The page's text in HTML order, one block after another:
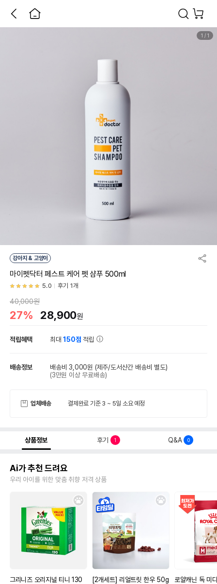
1 / 1
강아지 & 고양이
마이펫닥터 페스트 케어 펫 샴푸 500ml
5.0 후기 1개
40,000원
27% 28,900원
적립혜택 최대150점 적립
배송정보 배송비 3,000원 (제주/도서산간 배송비 별도)
(3만원 이상 무료배송)
업체배송 결제완료 기준 3 ~ 5일 소요 예정
상품정보 후기 1 Q&A 0
Ai가 추천 드려요
우리 아이를 위한 맞춤 취향 저격 상품
그리니즈 오리지널 티니 130
[2개세트] 리얼트릿 한우 50g
로얄캐닌 독 미